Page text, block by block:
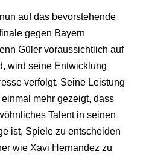
auf das bevorstehende
gegen Bayern
Güler voraussichtlich auf
wird seine Entwicklung
verfolgt. Seine Leistung
mehr gezeigt, dass
Talent in seinen
ist, Spiele zu entscheiden
wie Xavi Hernandez zu